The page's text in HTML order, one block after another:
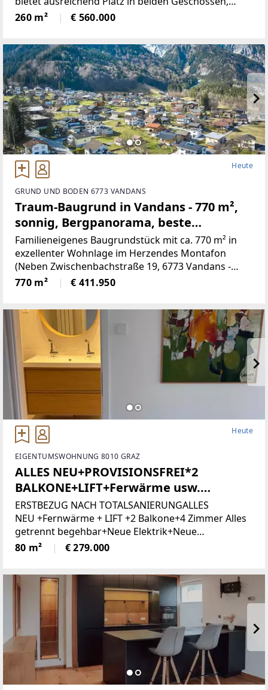
neben 5Schlafräumen, gibt es ein Wohnzimmer mit
neu renovierten Kachelofen,
260 m² € 560.000
Heute
GRUND UND BODEN 6773 VANDANS
Traum-Baugrund in Vandans - 770 m²,
sonnig, Bergpanorama, beste
Infrastruktur! (Provisionsfrei)
Familieneigenes Baugrundstück mit ca. 770 m² in
exzellenter Wohnlage im Herzendes Montafon
(Neben Zwischenbachstraße 19, 6773 Vandans -
Grundstücksnummer129/2)Das Grundstück liegt in
Zone 5 - Wohngebiet und bietet
770 m² € 411.950
Heute
EIGENTUMSWOHNUNG 8010 GRAZ
ALLES NEU+PROVISIONSFREI*2
BALKONE+LIFT+Ferwärme usw.
(Provisionsfrei)
ERSTBEZUG NACH TOTALSANIERUNGALLES
NEU +Fernwärme + LIFT +2 Balkone+4 Zimmer Alles
getrennt begehbar+Neue Elektrik+Neue
Türen+Neues Bad+Neuer Parkett+Neue
80 m² € 279.000